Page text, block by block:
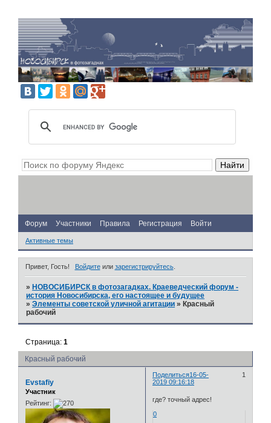
Форум Участники Правила Регистрация Войти
Активные темы
Привет, Гость! Войдитеили зарегистрируйтесь.
» НОВОСИБИРСК в фотозагадках. Краеведческий форум -
история Новосибирска, его настоящее и будущее
»Элементы советской уличной агитации » Красный
рабочий
Красный рабочий
Страница:1
Поделиться 1
16-05-
2019 09:16:18
Evstafiy
Участник
Рейтинг:
где? точный адрес!
0